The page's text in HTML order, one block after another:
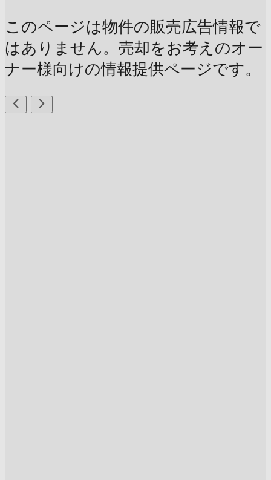
このページは物件の販売広告情報で
はありません。売却をお考えのオー
ナー様向けの情報提供ページです。